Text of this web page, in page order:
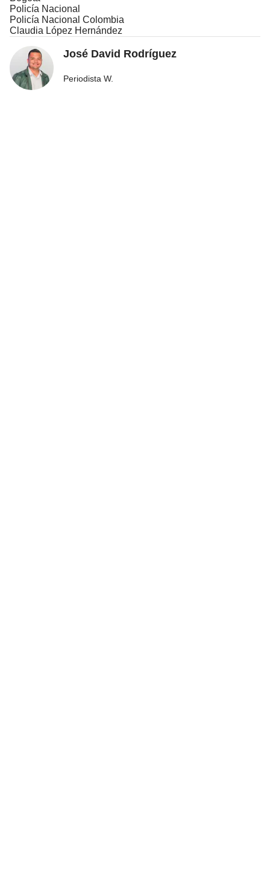
Policía Nacional
Policía Nacional Colombia
Claudia López Hernández
José David Rodríguez
Periodista W.